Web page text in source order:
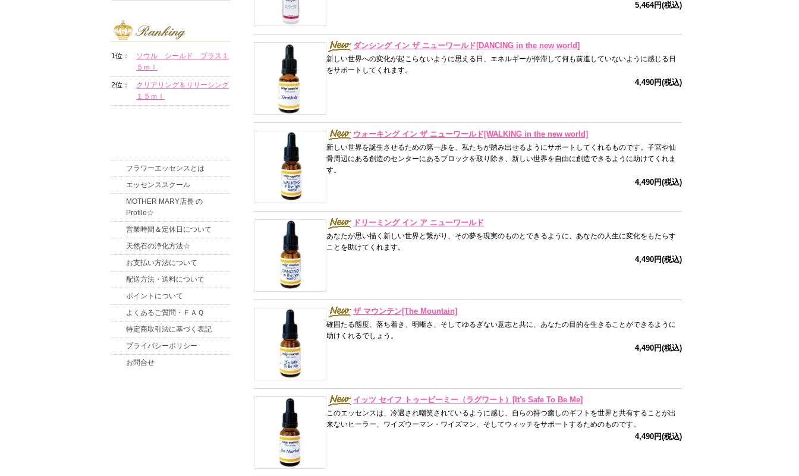
5,464円(税込)
ダンシング イン ザ ニューワールド[DANCING in the new world]
新しい世界への変化が起こらないように思える日、エネルギーが停滞して何も前進していないように感じる日
をサポートしてくれます。
4,490円(税込)
ウォーキング イン ザ ニューワールド[WALKING in the new world]
新しい世界を誕生させるための第一歩を、私たちが踏み出せるようにサポートしてくれるものです。子宮や仙
骨周辺にある創造のセンターにあるブロックを取り除き、新しい世界を自由に創造できるように助けてくれま
す。
4,490円(税込)
ドリーミング イン ア ニューワールド
あなたが思い描く新しい世界と繋がり、その夢を現実のものとできるように、あなたの人生に変化をもたらす
ことを助けてくれます。
4,490円(税込)
ザ マウンテン[The Mountain]
確固たる態度、落ち着き、明晰さ、そしてゆるぎない意志と共に、あなたの目的を生きることができるように
助けくれるでしょう。
4,490円(税込)
イッツ セイフ トゥービーミー（ラグワート）[It's Safe To Be Me]
このエッセンスは、冷遇され嘲笑されているように感じ、自らの持つ癒しのギフトを世界と共有することが出
来ないヒーラー、ワイズウーマン・ワイズマン、そしてウィッチをサポートするためのものです。
4,490円(税込)
1位：
ソウル シールド プラス１
５ｍｌ
2位：
クリアリング＆リリーシング
１５ｍｌ
フラワーエッセンスとは
エッセンススクール
MOTHER MARY店長 の
Profile☆
営業時間＆定休日について
天然石の浄化方法☆
お支払い方法について
配送方法・送料について
ポイントについて
よくあるご質問・ＦＡＱ
特定商取引法に基づく表記
プライバシーポリシー
お問合せ